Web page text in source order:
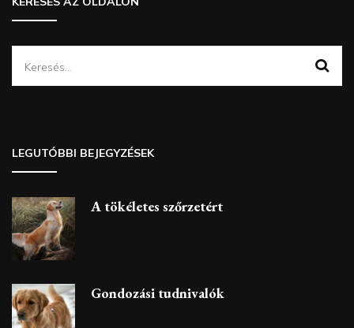
Keresés:
LEGUTÓBBI BEJEGYZÉSEK
A tökéletes szőrzetért
Gondozási tudnivalók